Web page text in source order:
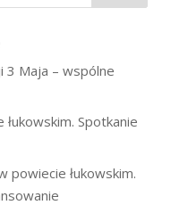
3 Maja – wspólne
Spotkanie
łukowskim.